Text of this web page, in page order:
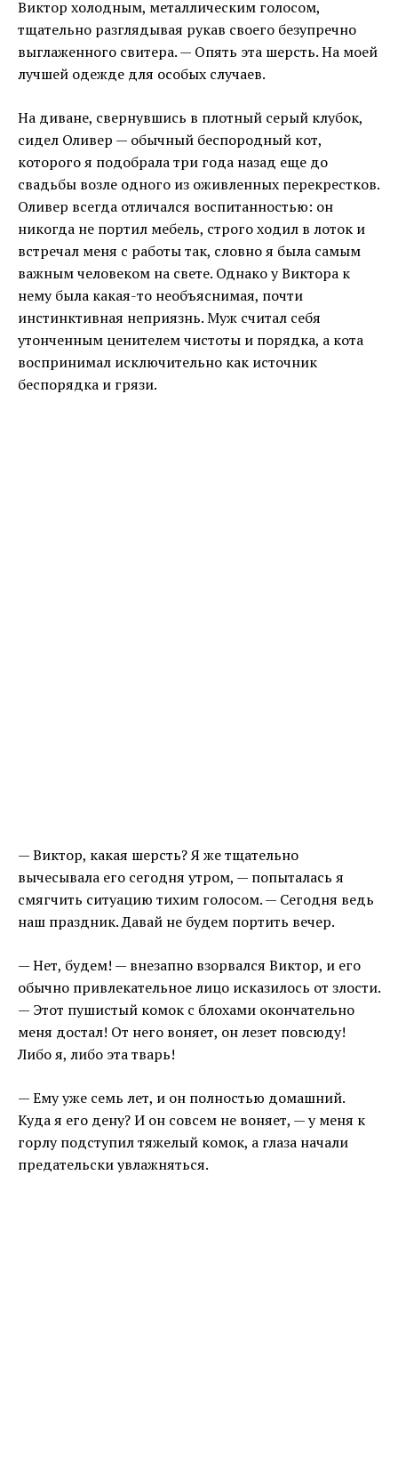
Виктор холодным, металлическим голосом,
тщательно разглядывая рукав своего безупречно
выглаженного свитера. — Опять эта шерсть. На моей
лучшей одежде для особых случаев.
На диване, свернувшись в плотный серый клубок,
сидел Оливер — обычный беспородный кот,
которого я подобрала три года назад еще до
свадьбы возле одного из оживленных перекрестков.
Оливер всегда отличался воспитанностью: он
никогда не портил мебель, строго ходил в лоток и
встречал меня с работы так, словно я была самым
важным человеком на свете. Однако у Виктора к
нему была какая-то необъяснимая, почти
инстинктивная неприязнь. Муж считал себя
утонченным ценителем чистоты и порядка, а кота
воспринимал исключительно как источник
беспорядка и грязи.
— Виктор, какая шерсть? Я же тщательно
вычесывала его сегодня утром, — попыталась я
смягчить ситуацию тихим голосом. — Сегодня ведь
наш праздник. Давай не будем портить вечер.
— Нет, будем! — внезапно взорвался Виктор, и его
обычно привлекательное лицо исказилось от злости.
— Этот пушистый комок с блохами окончательно
меня достал! От него воняет, он лезет повсюду!
Либо я, либо эта тварь!
— Ему уже семь лет, и он полностью домашний.
Куда я его дену? И он совсем не воняет, — у меня к
горлу подступил тяжелый комок, а глаза начали
предательски увлажняться.